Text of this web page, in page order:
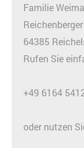
Familie
64385
Rufen Sie
+49 6164
oder nutzen